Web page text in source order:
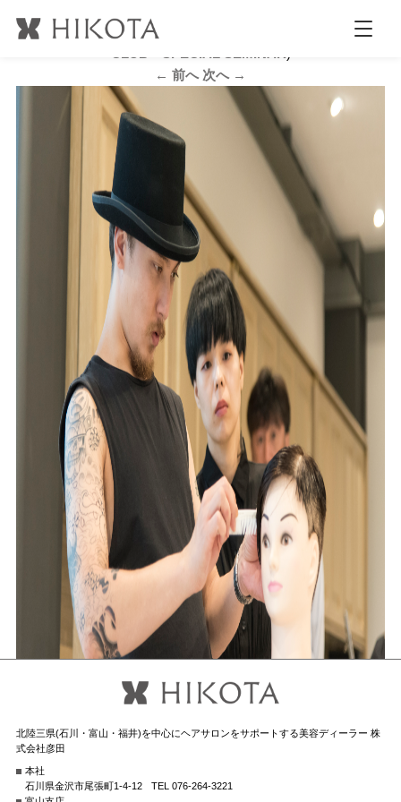
公開日時: 2017.8.172121 × 1414
MR.BROTHERS CUT
← 前へ 次へ →
北陸三県(石川・富山・福井)を中心にヘアサロンをサポートする美容ディーラー 株
式会社彦田
本社
石川県金沢市尾張町1-4-12
TEL 076-264-3221